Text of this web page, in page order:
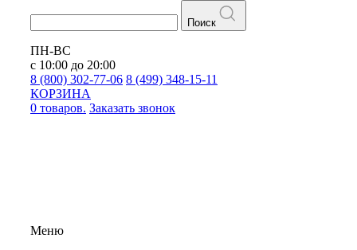
Поиск
ПН-ВС
с 10:00 до 20:00
8 (800) 302-77-06 8 (499) 348-15-11
КОРЗИНА
0 товаров. Заказать звонок
Меню